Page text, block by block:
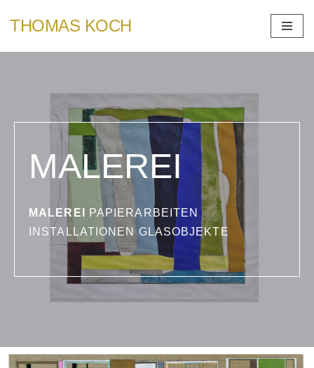
Inhalt
THOMAS KOCH
MALEREI
MALEREI
PAPIERARBEITEN
INSTALLATIONEN GLASOBJEKTE